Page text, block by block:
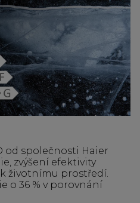
od společnosti Haier
zvýšení efektivity
životnímu prostředí.
o 36 % v porovnání